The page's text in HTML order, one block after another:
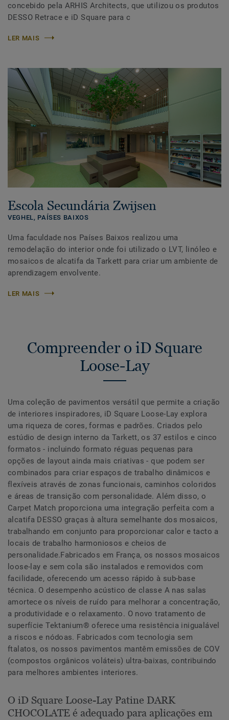
concebido pela ARHIS Architects, que utilizou os produtos
DESSO Retrace e iD Square para c
LER MAIS
Escola Secundária Zwijsen
VEGHEL, PAÍSES BAIXOS
Uma faculdade nos Países Baixos realizou uma
remodelação do interior onde foi utilizado o LVT, linóleo e
mosaicos de alcatifa da Tarkett para criar um ambiente de
aprendizagem envolvente.
LER MAIS
Compreender o iD Square
Loose-Lay
Uma coleção de pavimentos versátil que permite a criação
de interiores inspiradores, iD Square Loose-Lay explora
uma riqueza de cores, formas e padrões. Criados pelo
estúdio de design interno da Tarkett, os 37 estilos e cinco
formatos - incluindo formato réguas pequenas para
opções de layout ainda mais criativas - que podem ser
combinados para criar espaços de trabalho dinâmicos e
flexíveis através de zonas funcionais, caminhos coloridos
e áreas de transição com personalidade. Além disso, o
Carpet Match proporciona uma integração perfeita com a
alcatifa DESSO graças à altura semelhante dos mosaicos,
trabalhando em conjunto para proporcionar calor e tacto a
locais de trabalho harmoniosos e cheios de
personalidade.Fabricados em França, os nossos mosaicos
loose-lay e sem cola são instalados e removidos com
facilidade, oferecendo um acesso rápido à sub-base
técnica. O desempenho acústico de classe A nas salas
amortece os níveis de ruído para melhorar a concentração,
a produtividade e o relaxamento. O novo tratamento de
superfície Tektanium® oferece uma resistência inigualável
a riscos e nódoas. Fabricados com tecnologia sem
ftalatos, os nossos pavimentos mantêm emissões de COV
(compostos orgânicos voláteis) ultra-baixas, contribuindo
para melhores ambientes interiores.
O iD Square Loose-Lay Patine DARK
CHOCOLATE é adequado para aplicações em